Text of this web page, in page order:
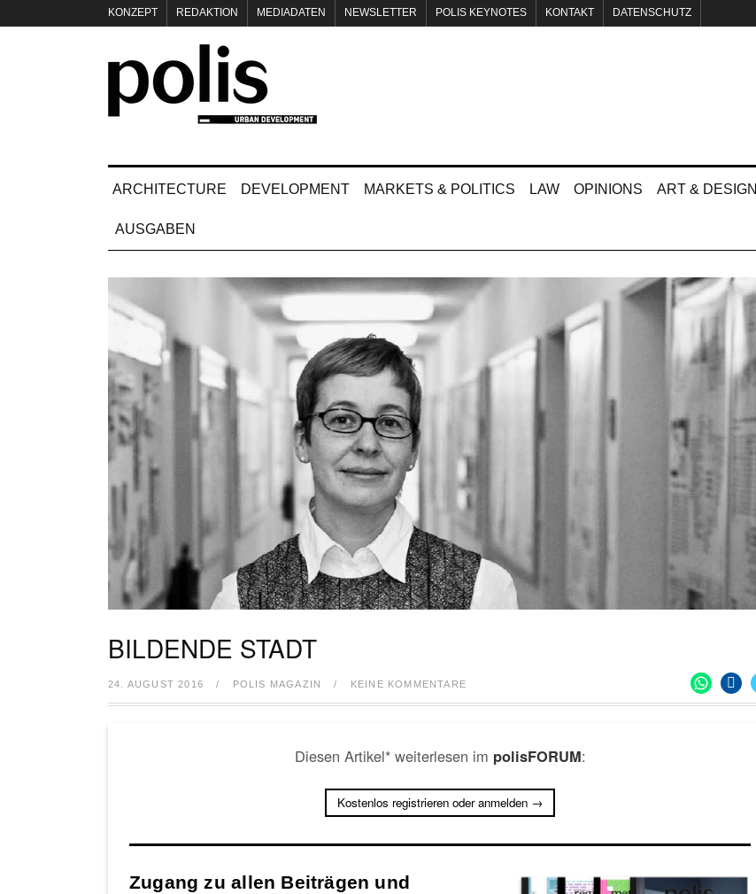
KONZEPT REDAKTION MEDIADATEN NEWSLETTER POLIS KEYNOTES KONTAKT DATENSCHUTZ
ARCHITECTURE DEVELOPMENT MARKETS & POLITICS LAW OPINIONS ART & DESIGN
AUSGABEN
BILDENDE STADT
24. AUGUST 2016 / POLIS MAGAZIN / KEINE KOMMENTARE
Diesen Artikel* weiterlesen im polisFORUM:
Kostenlos registrieren oder anmelden →
Zugang zu allen Beiträgen und